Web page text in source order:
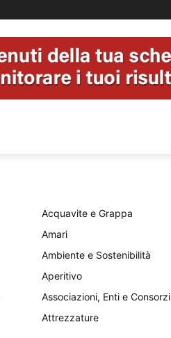
Acquavite e Grappa
Amari
Ambiente e Sostenibilità
Aperitivo
Associazioni, Enti e Consorzi
Attrezzature